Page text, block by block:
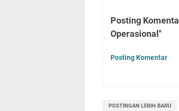
Posting
Operasional"
Posting Komentar
POSTINGAN LEBIH BARU